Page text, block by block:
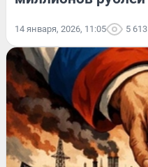
14 января, 2026, 11:05 5 613